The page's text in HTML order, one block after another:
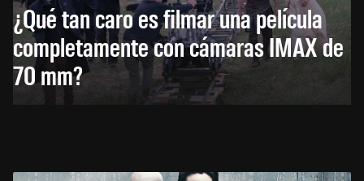
¿Qué tan caro es filmar una película
completamente con cámaras IMAX de
70 mm?